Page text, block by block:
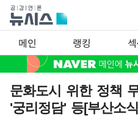
메인 랭킹
문화도시 위한 정책
'궁리정담' 등[부산소